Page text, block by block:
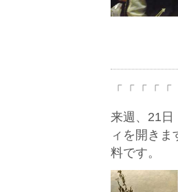
「「「「
来週、21日
ィを開き
料です。